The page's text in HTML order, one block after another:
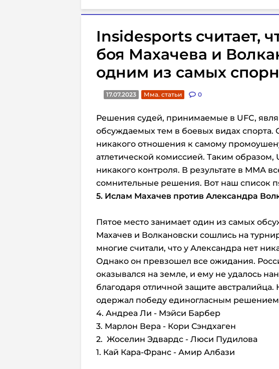
Insidesports считает,
боя Махачева и
одним из самых
17.07.2023 Мма. статьи 0
Решения судей, принимаемые в UFC,
обсуждаемых тем в боевых видах
никакого отношения к самому
атлетической комиссией. Таким образом,
никакого контроля. В результате в ММА
сомнительные решения. Вот наш список
5. Ислам Махачев против Александра
Пятое место занимает один из самых
Махачев и Волкановски сошлись на
многие считали, что у Александра нет
Однако он превзошел все ожидания.
оказывался на земле, и ему не удалось
благодаря отличной защите австралийца.
одержал победу единогласным решением
4. Андреа Ли - Мэйси Барбер
3. Марлон Вера - Кори Сэндхаген
2. Жоселин Эдвардс - Люси Пудилова
1. Кай Кара-Франс - Амир Албази